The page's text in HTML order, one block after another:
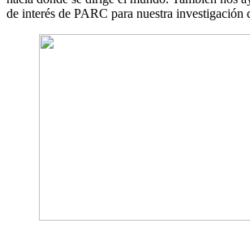
de interés de PARC para nuestra investigación